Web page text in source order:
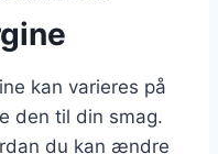
kan varieres på
den til din smag.
du kan ændre